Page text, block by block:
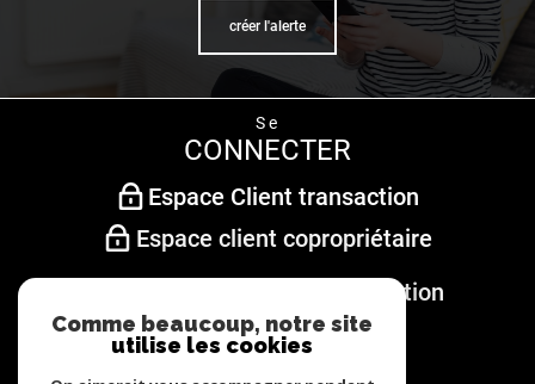
créer l'alerte
se
CONNECTER
Espace Client transaction
Espace client copropriétaire
Espace client gestion/location
nous
Comme beaucoup, notre site
utilise les cookies